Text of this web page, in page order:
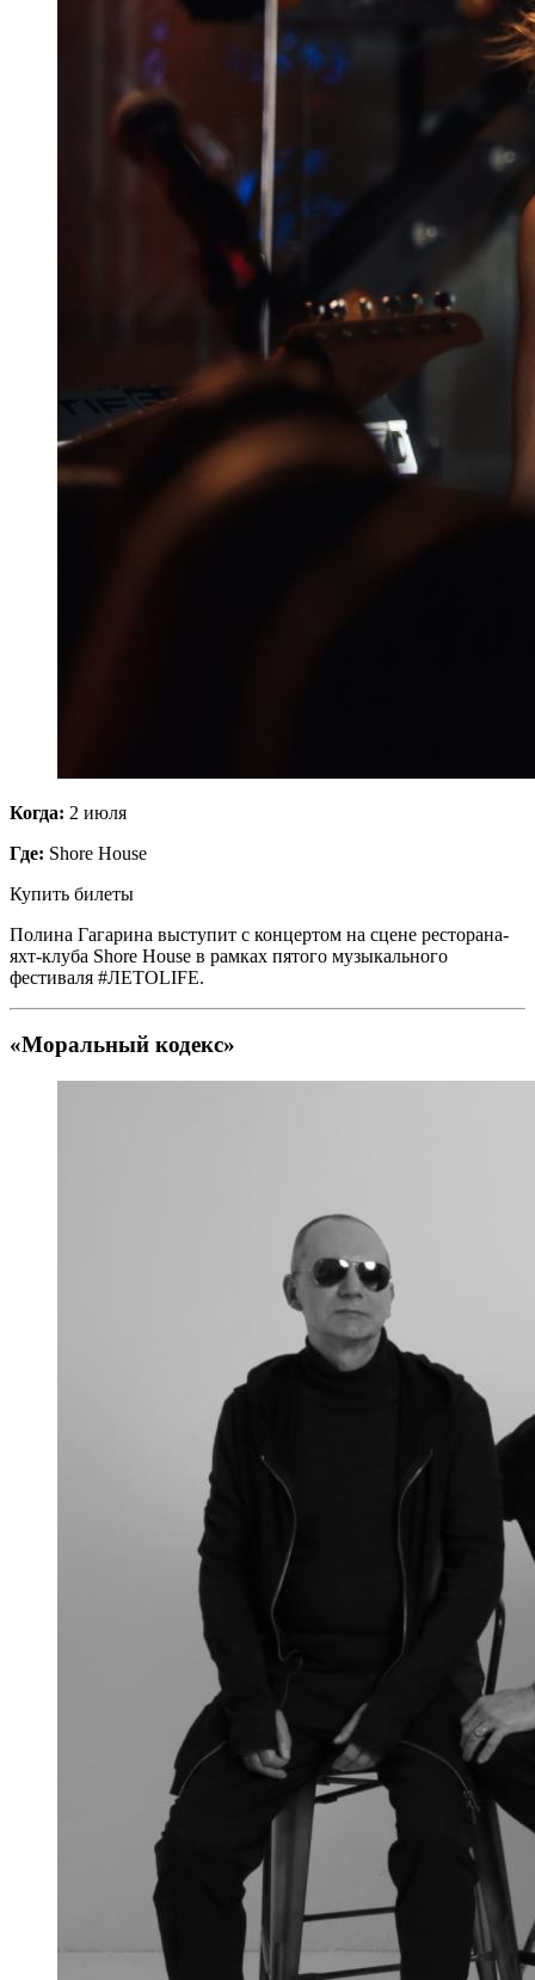
Когда: 2 июля
Где: Shore House
Купить билеты
Полина Гагарина выступит с концертом на сцене ресторана-
яхт-клуба Shore House в рамках пятого музыкального
фестиваля #ЛЕТОLIFE.
«Моральный кодекс»